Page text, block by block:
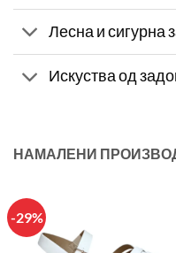
Лесна и сигурна
Искуства од
НАМАЛЕНИ
-29%